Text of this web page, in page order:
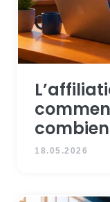
18.05.2026